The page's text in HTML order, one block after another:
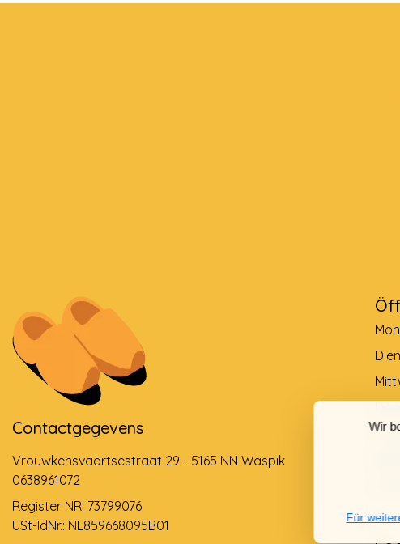
Wir
Für
Contactgegevens
Vrouwkensvaartsestraat 29 - 5165 NN Waspik
0638961072
Register NR: 73799076
USt-IdNr.: NL859668095B01